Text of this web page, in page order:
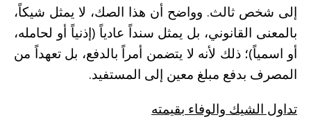
إلى شخص ثالث. وواضح أن هذا الصك، لا يمثل شيكاً،
بالمعنى القانوني، بل يمثل سنداً عادياً (إذنياً أو لحامله،
أو اسمياً)؛ ذلك لأنه لا يتضمن أمراً بالدفع، بل تعهداً من
المصرف بدفع مبلغ معين إلى المستفيد.
تداول الشيك والوفاء بقيمته